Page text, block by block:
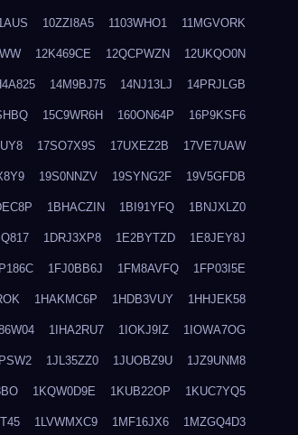
10ZZI8A5 1103WHO1 11MGVORK
12K469CE 12QCPWZN 12UKQO0N
14M9BJ75 14NJ13LJ 14PRJLGB
15C9WR6H 160ON64P 16P9KSF6
17SO7X9S 17UXEZ2B 17VE7UAW
19S0NNZV 19SYNG2F 19V5GFDB
1BHACZIN 1BI91YFQ 1BNJXLZ0
1DRJ3XP8 1E2BYTZD 1E8JEY8J
1FJ0BB6J 1FM8AVFQ 1FP03I5E
1HAKMC6P 1HDB3VUY 1HHJEK58
1IHA2RU7 1IOKJ9IZ 1IOWA7OG
1JL35ZZ0 1JUOBZ9U 1JZ9UNM8
1KQW0D9E 1KUB22OP 1KUC7YQ5
1LVWMXC9 1MF16JX6 1MZGQ4D3